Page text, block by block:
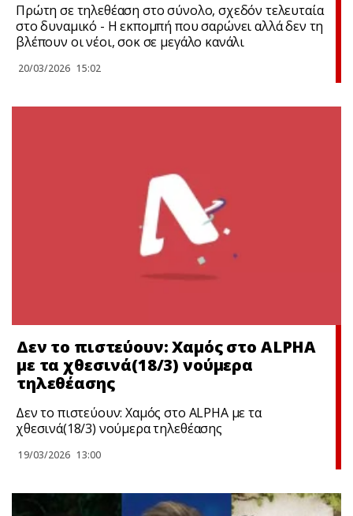
Πρώτη σε τηλεθέαση στο σύνολο, σχεδόν τελευταία
στο δυναμικό - Η εκπομπή που σαρώνει αλλά δεν τη
βλέπουν οι νέοι, σoκ σε μεγάλο κανάλι
20/03/2026 15:02
Δεν το πιστεύουν: Χαμός στο ALPHA
με τα χθεσινά(18/3) νούμερα
τηλεθέασης
Δεν το πιστεύουν: Χαμός στο ALPHA με τα
χθεσινά(18/3) νούμερα τηλεθέασης
19/03/2026 13:00